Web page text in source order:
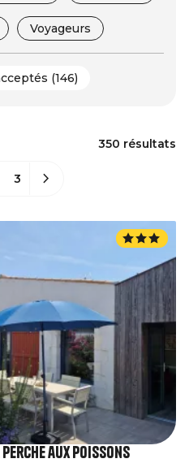
Voyageurs
(146)
350 résultats
3
aux poissons